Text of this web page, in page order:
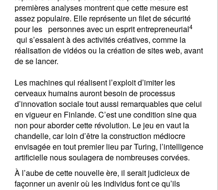
premières analyses montrent que cette mesure est
assez populaire. Elle représente un filet de sécurité
pour les personnes avec un esprit entrepreneurial4
qui s’essaient à des activités créatives, comme la
réalisation de vidéos ou la création de sites web, avant
de se lancer.
Les machines qui réalisent l’exploit d’imiter les
cerveaux humains auront besoin de processus
d’innovation sociale tout aussi remarquables que celui
en vigueur en Finlande. C’est une condition sine qua
non pour aborder cette révolution. Le jeu en vaut la
chandelle, car loin d’être la construction médiocre
envisagée en tout premier lieu par Turing, l’intelligence
artificielle nous soulagera de nombreuses corvées.
À l’aube de cette nouvelle ère, il serait judicieux de
façonner un avenir où les individus font ce qu’ils